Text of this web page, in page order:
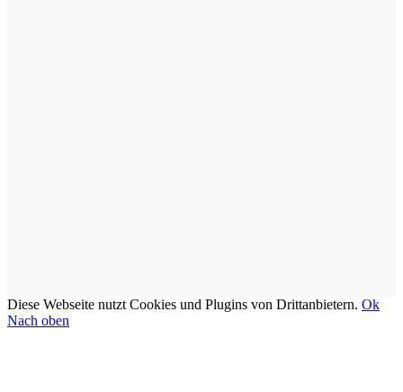
Diese Webseite nutzt Cookies und Plugins von Drittanbietern. Ok
Nach oben